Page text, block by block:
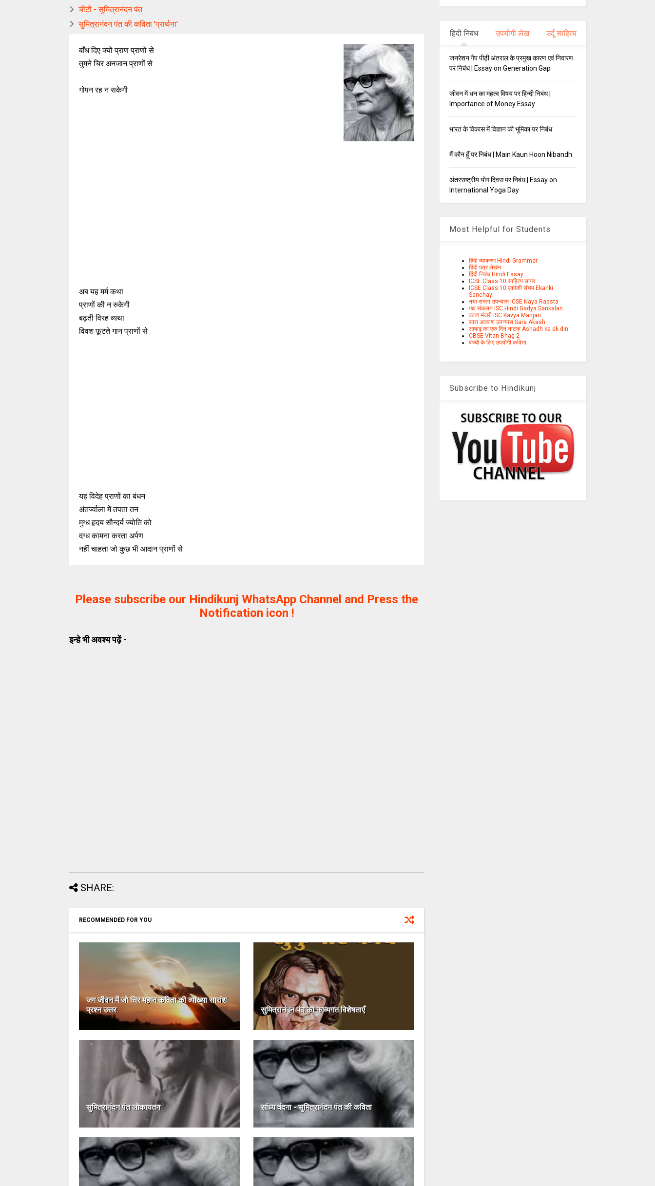
चींटी - सुमित्रानंदन पंत
सुमित्रानंदन पंत की कविता 'प्रार्थना'
बाँध दिए क्यों प्राण प्राणों से
तुमने चिर अनजान प्राणों से
गोपन रह न सकेगी
अब यह मर्म कथा
प्राणों की न रुकेगी
बढ़ती विरह व्यथा
विवश फूटते गान प्राणों से
यह विदेह प्राणों का बंधन
अंतर्ज्वाला में तपता तन
मुग्ध हृदय सौन्दर्य ज्योति को
दग्ध कामना करता अर्पण
नहीं चाहता जो कुछ भी आदान प्राणों से
Please subscribe our Hindikunj WhatsApp Channel and Press the
Notification icon !
इन्हे भी अवश्य पढ़ें -
SHARE:
RECOMMENDED FOR YOU
जग जीवन में जो चिर महान कविता की व्याख्या सारांश
प्रश्न उत्तर
सुमित्रानंदन पंत की काव्यगत विशेषताएँ
सुमित्रानंदन पंत लोकायतन सांध्य वंदना - सुमित्रानंदन पंत की कविता
हिंदी निबंध उपयोगी लेख उर्दू साहित्य
जनरेशन गैप पीढ़ी अंतराल के प्रमुख कारण एवं निवारण
पर निबंध | Essay on Generation Gap
जीवन में धन का महत्व विषय पर हिन्दी निबंध |
Importance of Money Essay
भारत के विकास में विज्ञान की भूमिका पर निबंध
मैं कौन हूँ पर निबंध | Main Kaun Hoon Nibandh
अंतरराष्ट्रीय योग दिवस पर निबंध | Essay on
International Yoga Day
Most Helpful for Students
हिंदी व्याकरण Hindi Grammer
हिंदी पत्र लेखन
हिंदी निबंध Hindi Essay
ICSE Class 10 साहित्य सागर
ICSE Class 10 एकांकी संचय Ekanki
Sanchay
नया रास्ता उपन्यास ICSE Naya Raasta
गद्य संकलन ISC Hindi Gadya Sankalan
काव्य मंजरी ISC Kavya Manjari
सारा आकाश उपन्यास Sara Akash
आषाढ़ का एक दिन नाटक Ashadh ka ek din
CBSE Vitan Bhag 2
बच्चों के लिए उपयोगी कविता
Subscribe to Hindikunj